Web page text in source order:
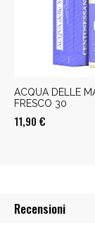
ACQUA DELLE
FRESCO 30
11,90 €
Recensioni